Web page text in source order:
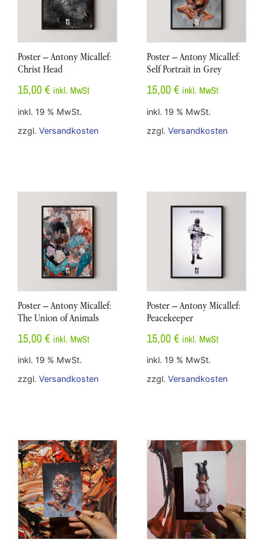
Poster – Antony Micallef:
Christ Head
15,00€ inkl. MwSt
inkl. 19 % MwSt.
zzgl. Versandkosten
Poster – Antony Micallef:
Self Portrait in Grey
15,00€ inkl. MwSt
inkl. 19 % MwSt.
zzgl. Versandkosten
Poster – Antony Micallef:
The Union of Animals
15,00€ inkl. MwSt
inkl. 19 % MwSt.
zzgl. Versandkosten
Poster – Antony Micallef:
Peacekeeper
15,00€ inkl. MwSt
inkl. 19 % MwSt.
zzgl. Versandkosten